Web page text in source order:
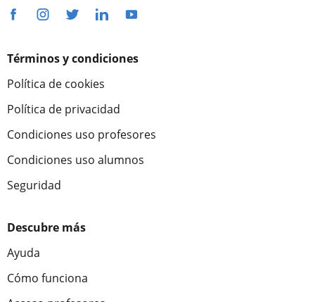
Términos y condiciones
Política de cookies
Política de privacidad
Condiciones uso profesores
Condiciones uso alumnos
Seguridad
Descubre más
Ayuda
Cómo funciona